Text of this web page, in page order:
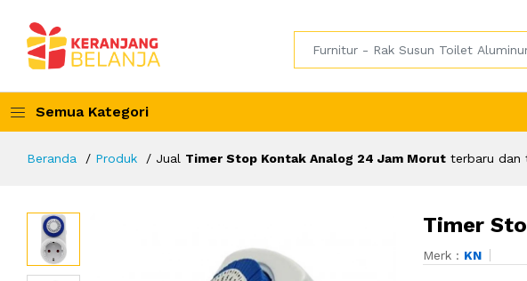
Semua Kategori
Beranda Produk Jual Timer Stop Kontak Analog 24 Jam Morut terbaru dan
Timer
Merk : KN